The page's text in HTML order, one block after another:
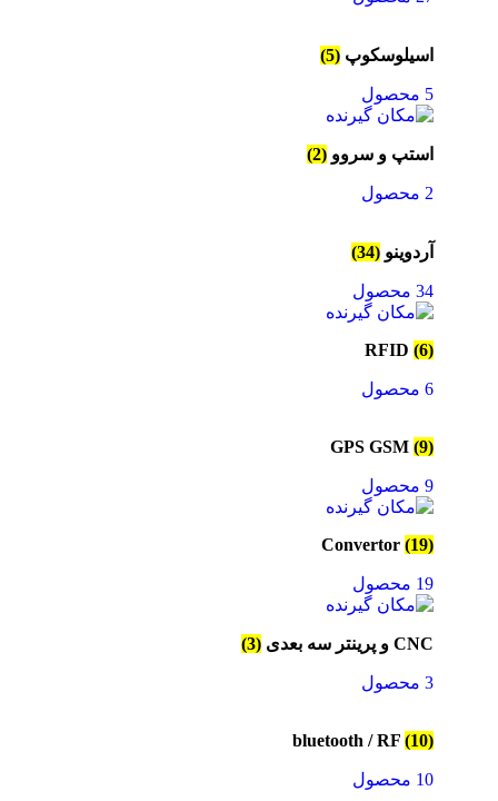
اسیلوسکوپ (5)
5 محصول
استپ و سروو (2)
2 محصول
آردوینو (34)
34 محصول
RFID (6)
6 محصول
GPS GSM (9)
9 محصول
Convertor (19)
19 محصول
CNC و پرینتر سه بعدی (3)
3 محصول
bluetooth / RF (10)
10 محصول